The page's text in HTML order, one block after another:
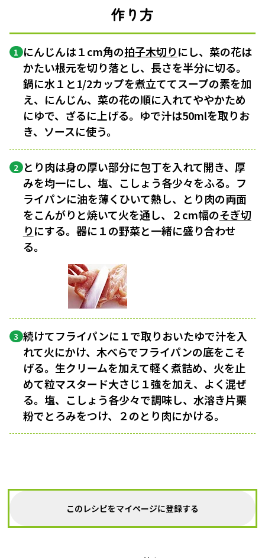
作り方
1 にんじんは１cm角の拍子木切りにし、菜の花は
かたい根元を切り落とし、長さを半分に切る。
鍋に水１と1/2カップを煮立ててスープの素を加
え、にんじん、菜の花の順に入れてややかため
にゆで、ざるに上げる。ゆで汁は50mlを取りお
き、ソースに使う。
2 とり肉は身の厚い部分に包丁を入れて開き、厚
みを均一にし、塩、こしょう各少々をふる。フ
ライパンに油を薄くひいて熱し、とり肉の両面
をこんがりと焼いて火を通し、２cm幅のそぎ切
りにする。器に１の野菜と一緒に盛り合わせ
る。
3 続けてフライパンに１で取りおいたゆで汁を入
れて火にかけ、木べらでフライパンの底をこそ
げる。生クリームを加えて軽く煮詰め、火を止
めて粒マスタード大さじ１強を加え、よく混ぜ
る。塩、こしょう各少々で調味し、水溶き片栗
粉でとろみをつけ、２のとり肉にかける。
このレシピをマイページに登録する